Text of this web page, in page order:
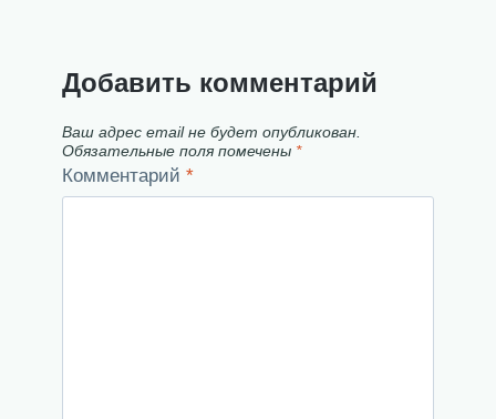
Добавить комментарий
Ваш адрес email не будет опубликован.
Обязательные поля помечены *
Комментарий *